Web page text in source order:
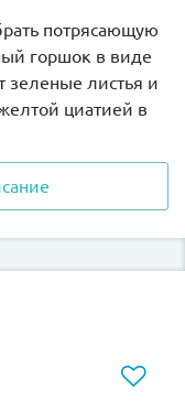
потрясающую
горшок в виде
зеленые листья и
циатией в
вашего дома